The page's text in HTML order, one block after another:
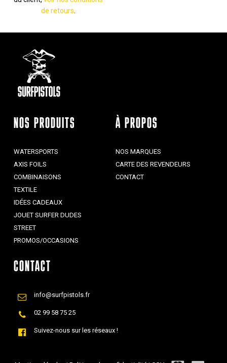
de retours
NOS PRODUITS
WATERSPORTS
AXIS FOILS
COMBINAISONS
TEXTILE
IDÉES CADEAUX
JOUET SURFER DUDES
STREET
PROMOS/OCCASIONS
À PROPOS
NOS MARQUES
CARTE DES REVENDEURS
CONTACT
CONTACT
info@surfpistols.fr
02 99 58 75 25
Suivez-nous sur les réseaux !